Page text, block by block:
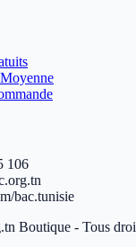
106
bac.tunisie
Boutique - Tous